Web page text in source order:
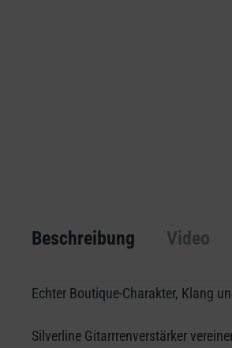
Beschreibung Video
Echter Boutique-Charakter, Klang
Silverline Gitarrrenverstärker